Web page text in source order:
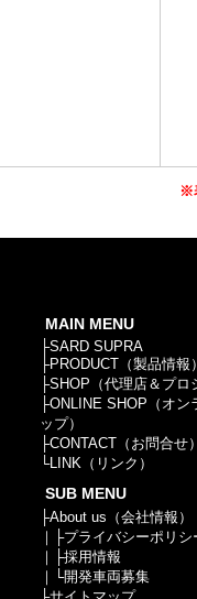
※
MAIN MENU
├SARD SUPRA
├PRODUCT（製品情報
├SHOP（代理店＆プロ
├ONLINE SHOP（オン
ップ）
├CONTACT（お問合せ
└LINK（リンク）
SUB MENU
├About us（会社情報）
｜├プライバシーポリシ
｜├採用情報
｜└開発車両募集